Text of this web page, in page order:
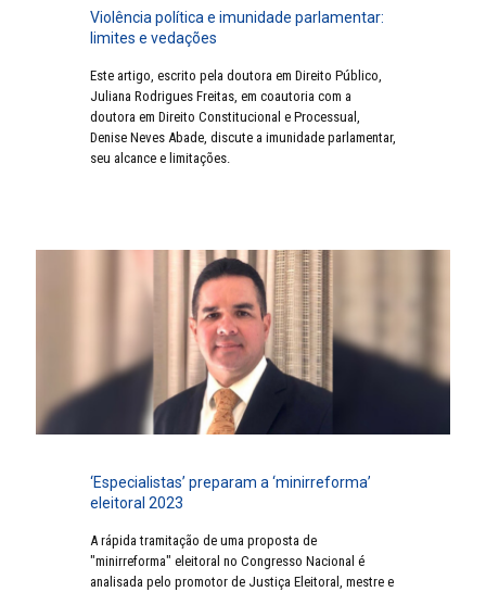
Violência política e imunidade parlamentar:
limites e vedações
Este artigo, escrito pela doutora em Direito Público,
Juliana Rodrigues Freitas, em coautoria com a
doutora em Direito Constitucional e Processual,
Denise Neves Abade, discute a imunidade parlamentar,
seu alcance e limitações.
‘Especialistas’ preparam a ‘minirreforma’
eleitoral 2023
A rápida tramitação de uma proposta de
"minirreforma" eleitoral no Congresso Nacional é
analisada pelo promotor de Justiça Eleitoral, mestre e